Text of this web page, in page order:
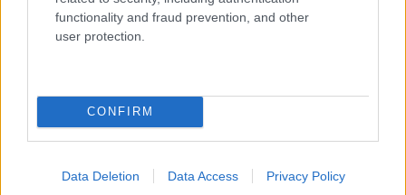
functionality and fraud prevention, and other
user protection.
CONFIRM
Data Deletion Data Access Privacy Policy
9 1
Immersa nelle colline pescaresi, la fattoria dispone di a...
C.da Decontra 3/5